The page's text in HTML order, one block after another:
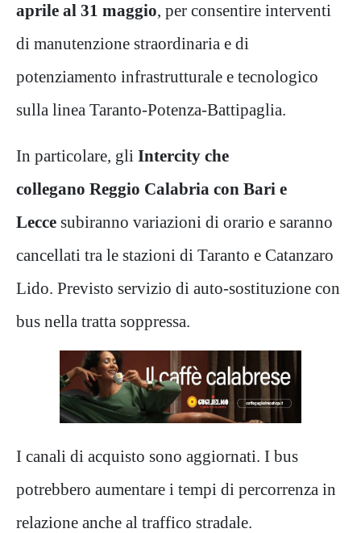
aprile al 31 maggio, per consentire interventi
di manutenzione straordinaria e di
potenziamento infrastrutturale e tecnologico
sulla linea Taranto-Potenza-Battipaglia.
In particolare, gli Intercity che
collegano Reggio Calabria con Bari e
Lecce subiranno variazioni di orario e saranno
cancellati tra le stazioni di Taranto e Catanzaro
Lido. Previsto servizio di auto-sostituzione con
bus nella tratta soppressa.
I canali di acquisto sono aggiornati. I bus
potrebbero aumentare i tempi di percorrenza in
relazione anche al traffico stradale.